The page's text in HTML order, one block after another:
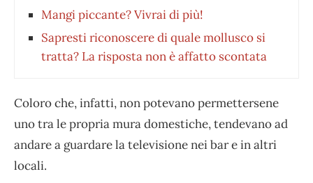
Mangi piccante? Vivrai di più!
Sapresti riconoscere di quale mollusco si
tratta? La risposta non è affatto scontata
Coloro che, infatti, non potevano permettersene
uno tra le propria mura domestiche, tendevano ad
andare a guardare la televisione nei bar e in altri
locali.